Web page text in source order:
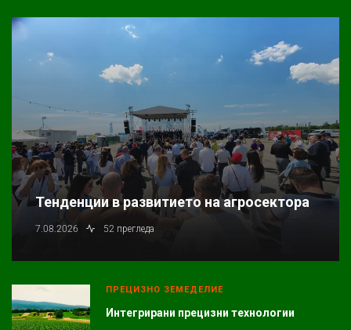
Тенденции в развитието на агросектора
7.08.2026 52 прегледа
ПРЕЦИЗНО ЗЕМЕДЕЛИЕ
Интегрирани прецизни технологии